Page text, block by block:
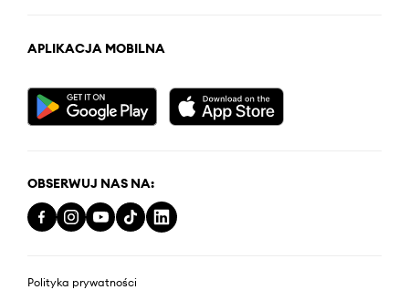
APLIKACJA MOBILNA
OBSERWUJ NAS NA:
Polityka prywatności